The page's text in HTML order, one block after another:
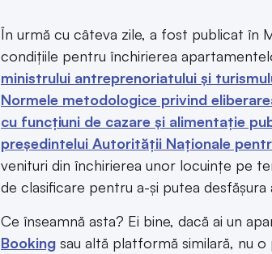
În urmă cu câteva zile, a fost publicat în
condițiile pentru închirierea
ministrului antreprenoriatului și
Normele metodologice privind
cu funcțiuni de cazare și alimentație
președintelui Autorității Naționale
venituri din închirierea unor locuințe pe
de clasificare pentru a-și putea desfășura
Ce înseamnă asta? Ei bine, dacă ai un
Booking sau altă platformă similară, nu